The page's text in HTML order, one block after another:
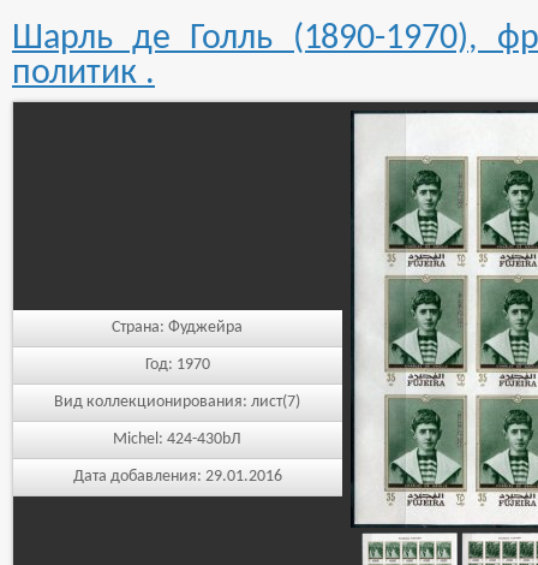
Шарль де Голль (1890-1970),
политик .
Страна:Фуджейра
Год: 1970
Вид коллекционирования:лист(7)
Michel:424-430bЛ
Дата добавления: 29.01.2016